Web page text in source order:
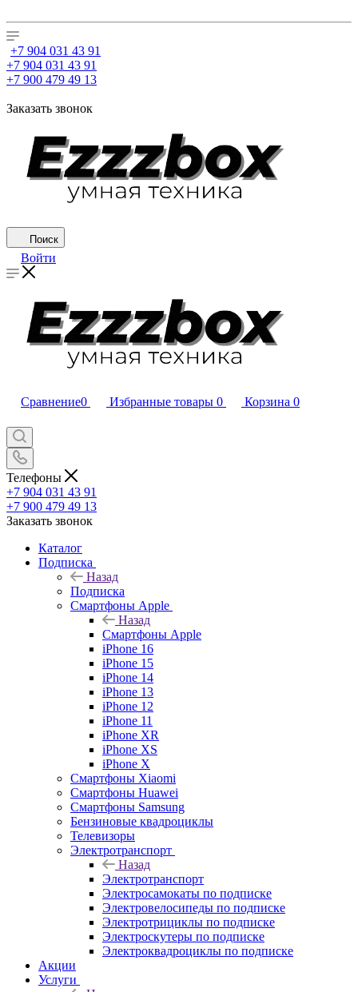
+7 904 031 43 91
+7 904 031 43 91
+7 900 479 49 13
Заказать звонок
Поиск
Войти
Сравнение0 Избранные товары 0 Корзина 0
Телефоны
+7 904 031 43 91
+7 900 479 49 13
Заказать звонок
Каталог
Подписка
Назад
Подписка
Смартфоны Apple
Назад
Смартфоны Apple
iPhone 16
iPhone 15
iPhone 14
iPhone 13
iPhone 12
iPhone 11
iPhone XR
iPhone XS
iPhone X
Смартфоны Xiaomi
Смартфоны Huawei
Смартфоны Samsung
Бензиновые квадроциклы
Телевизоры
Электротранспорт
Назад
Электротранспорт
Электросамокаты по подписке
Электровелосипеды по подписке
Электротрициклы по подписке
Электроскутеры по подписке
Электроквадроциклы по подписке
Акции
Услуги